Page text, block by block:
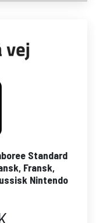
Standard
Fransk,
Nintendo